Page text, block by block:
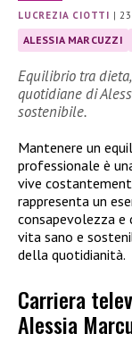
LUCREZIA CIOTTI |
ALESSIA MARCUZZI
Equilibrio tra
quotidiane di
sostenibile.
Mantenere un
professionale è
vive
rappresenta un
consapevolezza e
vita sano e
della quotidianità.
Carriera
Alessia